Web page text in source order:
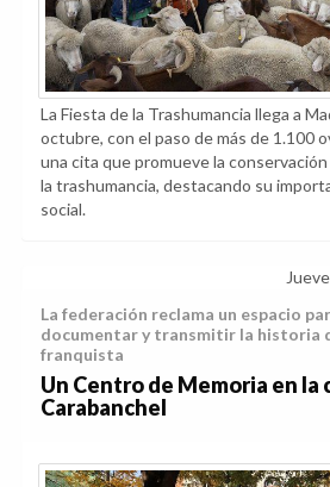
La Fiesta de la Trashumancia llega a
octubre, con el paso de más de 1.100
una cita que promueve la
la trashumancia, destacando su
social.
La federación reclama un espacio
documentar y transmitir la historia
franquista
Un Centro de Memoria en la
Carabanchel